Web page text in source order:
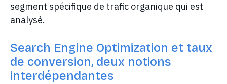
segment spécifique de trafic organique qui est
analysé.
Search Engine Optimization et taux
de conversion, deux notions
interdépendantes